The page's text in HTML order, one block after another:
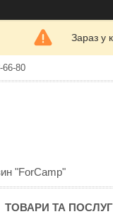
Зараз у
66-80
"ForCamp"
ТОВАРИ ТА